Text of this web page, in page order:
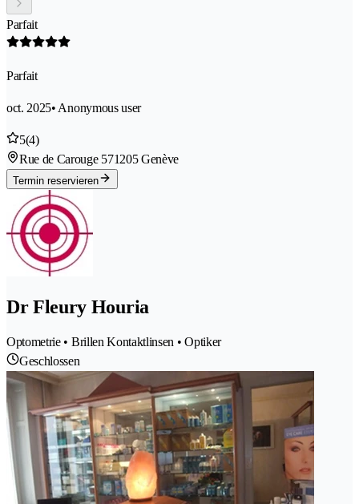
Parfait
Parfait
oct. 2025• Anonymous user
5(4)
Rue de Carouge 571205 Genève
Termin reservieren
Dr Fleury Houria
Optometrie • Brillen Kontaktlinsen • Optiker
Geschlossen